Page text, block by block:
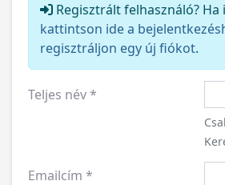
Regisztrált felhasználó? Ha
kattintson ide a
regisztráljon egy új fiókot.
Teljes név*
Emailcím *